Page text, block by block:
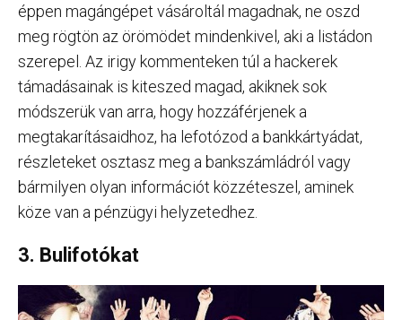
éppen magángépet vásároltál magadnak, ne oszd
meg rögtön az örömödet mindenkivel, aki a listádon
szerepel. Az irigy kommenteken túl a hackerek
támadásainak is kiteszed magad, akiknek sok
módszerük van arra, hogy hozzáférjenek a
megtakarításaidhoz, ha lefotózod a bankkártyádat,
részleteket osztasz meg a bankszámládról vagy
bármilyen olyan információt közzéteszel, aminek
köze van a pénzügyi helyzetedhez.
3. Bulifotókat